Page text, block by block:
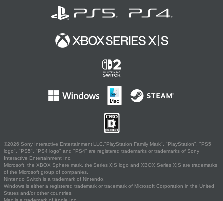
©2026 Sony Interactive Entertainment LLC."PlayStation Family Mark", "PlayStation", "PS5
logo", "PS5", "PS4 logo" and "PS4" are registered trademarks or trademarks of Sony
Interactive Entertainment Inc.
Microsoft, the XBOX Sphere mark, the Series X|S logo and XBOX Series X|S are trademarks
of the Microsoft group of companies.
Nintendo Switch is a trademark of Nintendo.
Windows is either a registered trademark or trademark of Microsoft Corporation in the United
States and/or other countries.
Mac is a trademark of Apple Inc.